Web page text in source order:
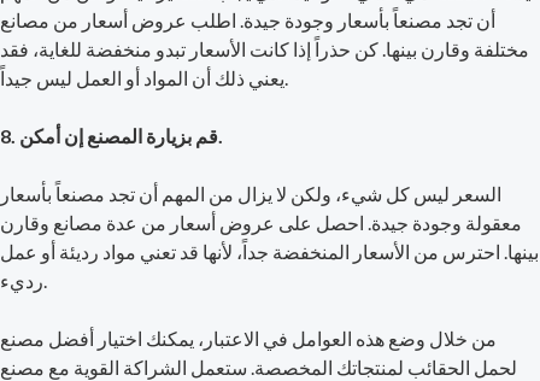
أن تجد مصنعاً بأسعار وجودة جيدة. اطلب عروض أسعار من مصانع
مختلفة وقارن بينها. كن حذراً إذا كانت الأسعار تبدو منخفضة للغاية، فقد
يعني ذلك أن المواد أو العمل ليس جيداً.
8. قم بزيارة المصنع إن أمكن.
السعر ليس كل شيء، ولكن لا يزال من المهم أن تجد مصنعاً بأسعار
معقولة وجودة جيدة. احصل على عروض أسعار من عدة مصانع وقارن
بينها. احترس من الأسعار المنخفضة جداً، لأنها قد تعني مواد رديئة أو عمل
رديء.
من خلال وضع هذه العوامل في الاعتبار، يمكنك اختيار أفضل مصنع
لحمل الحقائب لمنتجاتك المخصصة. ستعمل الشراكة القوية مع مصنع